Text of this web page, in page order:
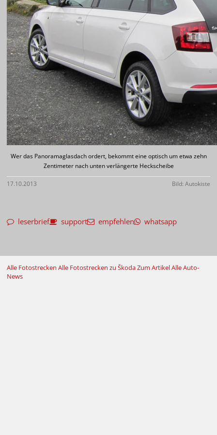
Wer das Panoramaglasdach ordert, bekommt eine optisch um etwa zehn
Zentimeter nach unten verlängerte Heckscheibe
17.10.2013 Bild: Autokiste
leserbrief support empfehlen whatsapp
Alle Fotostrecken Alle Fotostrecken zu ŠkodaZum ArtikelAlle Auto-
News